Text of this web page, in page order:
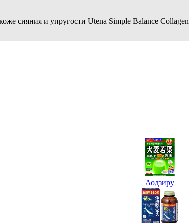
сияния и упругости Utena Simple Balance Collagen
Аодзиру